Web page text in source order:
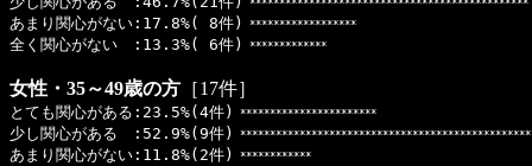
***********************************************
あまり関心がない:17.8%( 8件) ******************
全く関心がない :13.3%( 6件) *************
女性・35～49歳の方 ［17件］
とても関心がある:23.5%(4件) ***********************
少し関心がある :52.9%(9件)
あまり関心がない:11.8%(2件) ************